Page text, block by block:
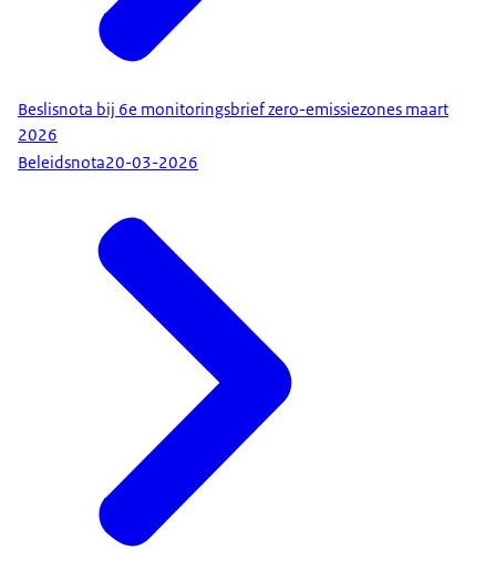
Beslisnota bij 6e monitoringsbrief zero-emissiezones maart
2026
Beleidsnota20-03-2026